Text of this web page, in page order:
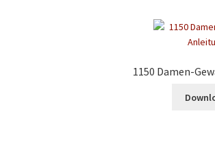
1150 Damen-